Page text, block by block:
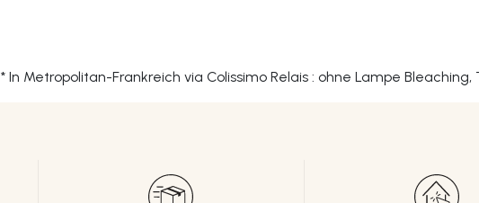
* In Metropolitan-Frankreich via Colissimo Relais : ohne Lampe